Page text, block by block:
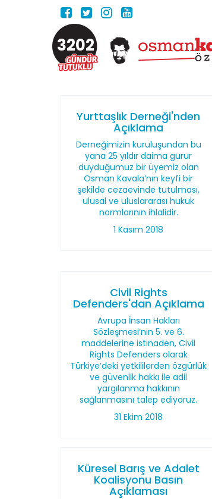
3202
Yurttaşlık Derneği'nden
Açıklama
Derneğimizin kuruluşundan bu
yana 25 yıldır daima gurur
duyduğumuz bir üyemiz olan
Osman Kavala’nın keyfi bir
şekilde cezaevinde tutulması,
ulusal ve uluslararası hukuk
normlarının ihlalidir.
1 Kasım 2018
Civil Rights
Defenders'dan Açıklama
Avrupa İnsan Hakları
Sözleşmesi’nin 5. ve 6.
maddelerine istinaden, Civil
Rights Defenders olarak
Türkiye’deki yetkililerden özgürlük
ve güvenlik hakkı ile adil
yargılanma hakkının
sağlanmasını talep ediyoruz.
31 Ekim 2018
Küresel Barış ve Adalet
Koalisyonu Basın
Açıklaması